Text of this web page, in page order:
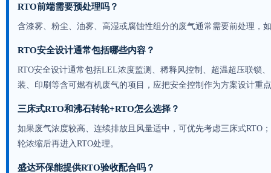
RTO前端需要预处理吗？
含漆雾、粉尘、油雾、高湿或腐蚀性组分的废气通常需要前处理，
RTO安全设计通常包括哪些内容？
RTO安全设计通常包括LEL浓度监测、稀释风控制、超温超压联锁
装、印刷等含可燃有机废气的项目，应把安全控制作为方案设计重
三床式RTO和沸石转轮+RTO怎么选择？
如果废气浓度较高、连续排放且风量适中，可优先考虑三床式RTO
轮浓缩后再进入RTO处理。
盛达环保能提供RTO验收配合吗？